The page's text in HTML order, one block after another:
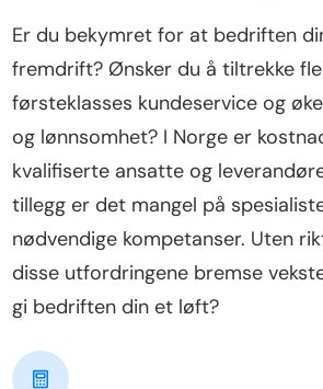
Er du bekymret for at bedriften
fremdrift? Ønsker du å tiltrekke
førsteklasses kundeservice og
og lønnsomhet? I Norge er
kvalifiserte ansatte og
tillegg er det mangel på
nødvendige kompetanser. Uten
disse utfordringene bremse
gi bedriften din et løft?